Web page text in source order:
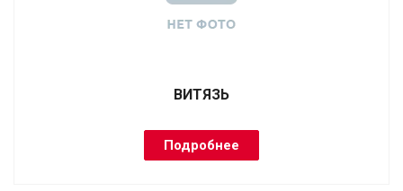
ВИТЯЗЬ
Подробнее